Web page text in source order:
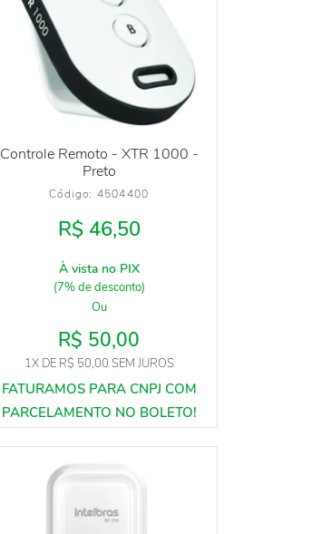
Controle Remoto - XTR 1000 -
Preto
Código: 4504400
R$ 46,50
À vista no PIX
(7% de desconto)
Ou
R$ 50,00
1XDE R$ 50,00 SEM JUROS